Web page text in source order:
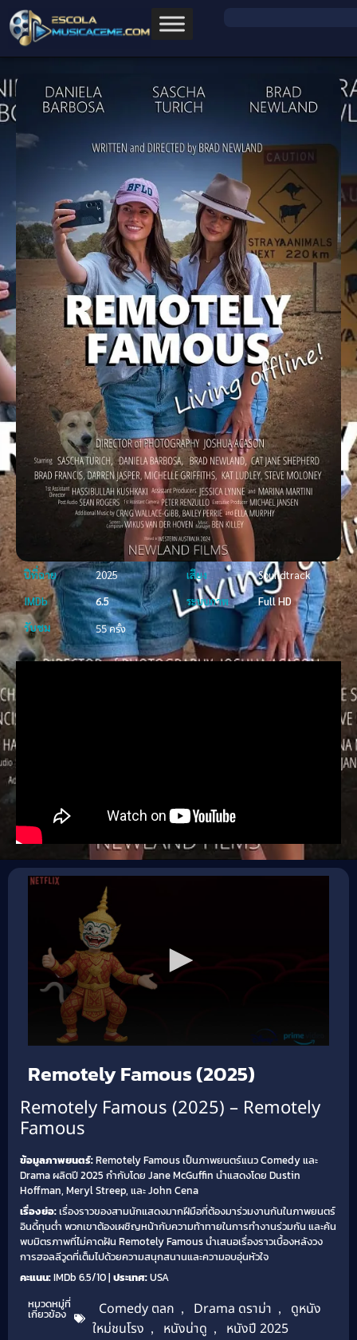
ปีที่ฉาย 2025 เสียง
Soundtrack
IMDb
6.5 ระบบภาพ
Full HD
รับชม
55 ครั้ง
Remotely Famous (2025)
Remotely Famous (2025) – Remotely
Famous
ข้อมูลภาพยนตร์:Remotely Famous เป็นภาพยนตร์แนว Comedy และ
Drama ผลิตปี 2025 กำกับโดย Jane McGuffin นำแสดงโดย Dustin
Hoffman, Meryl Streep, และ John Cena
เรื่องย่อ:เรื่องราวของสามนักแสดงมากฝีมือที่ต้องมาร่วมงานกันในภาพยนตร์
อินดี้ทุนต่ำ พวกเขาต้องเผชิญหน้ากับความท้าทายในการทำงานร่วมกัน และค้น
พบมิตรภาพที่ไม่คาดฝัน Remotely Famous นำเสนอเรื่องราวเบื้องหลังวง
การฮอลลีวูดที่เต็มไปด้วยความสนุกสนานและความอบอุ่นหัวใจ
คะแนน:IMDb 6.5/10 | ประเทศ:USA
หมวดหมู่ที่
เกี่ยวข้อง Comedy ตลก , Drama ดราม่า ,
ดูหนัง
ใหม่ชนโรง , หนังน่าดู , หนังปี 2025